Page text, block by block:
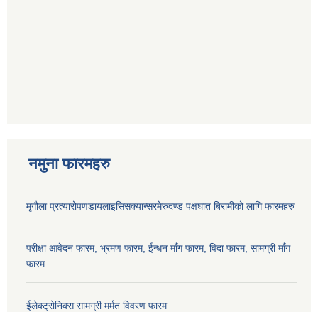
नमुना फारमहरु
मृगौला प्रत्यारोपणडायलाइसिसक्यान्सरमेरुदण्ड पक्षघात बिरामीको लागि फारमहरु
परीक्षा आवेदन फारम, भ्रमण फारम, ईन्धन माँग फारम, विदा फारम, सामग्री माँग
फारम
ईलेक्ट्रोनिक्स सामग्री मर्मत विवरण फारम